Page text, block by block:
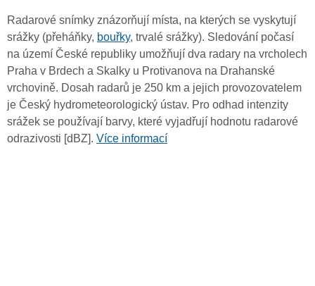
Radarové snímky znázorňují místa, na kterých se vyskytují
srážky (přeháňky, bouřky, trvalé srážky). Sledování počasí
na území České republiky umožňují dva radary na vrcholech
Praha v Brdech a Skalky u Protivanova na Drahanské
vrchovině. Dosah radarů je 250 km a jejich provozovatelem
je Český hydrometeorologický ústav. Pro odhad intenzity
srážek se používají barvy, které vyjadřují hodnotu radarové
odrazivosti [dBZ]. Více informací